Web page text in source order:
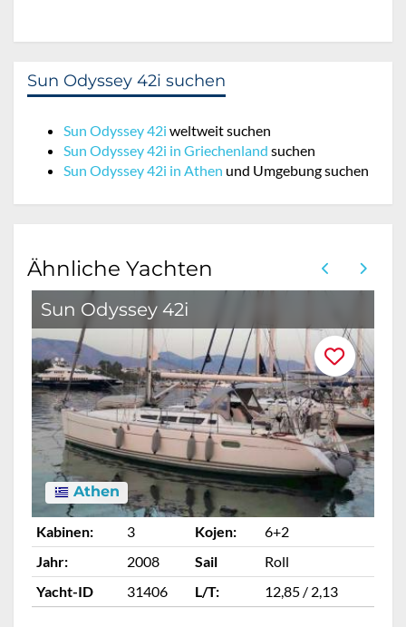
Sun Odyssey 42i suchen
Sun Odyssey 42i weltweit suchen
Sun Odyssey 42i in Griechenland suchen
Sun Odyssey 42i in Athen und Umgebung suchen
Ähnliche Yachten
Sun Odyssey 42i
Athen
Kabinen: 3 Kojen:
6+2
Jahr:
2008 Sail
Roll
Yacht-ID
31406 L/T: 12,85 / 2,13